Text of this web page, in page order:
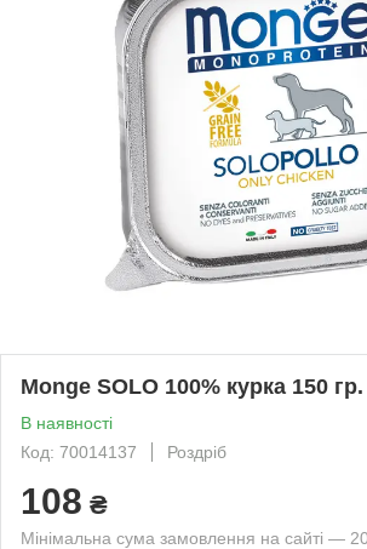
Monge SOLO 100% курка 150 гр.
В наявності
Код: 70014137
Роздріб
108 ₴
Мінімальна сума замовлення на сайті —